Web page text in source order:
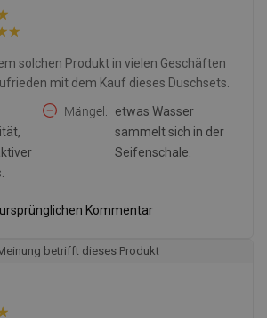
solchen Produkt in vielen Geschäften
mit dem Kauf dieses Duschsets.
Mängel
etwas Wasser
sammelt sich in der
Seifenschale.
Kommentar
betrifft dieses Produkt